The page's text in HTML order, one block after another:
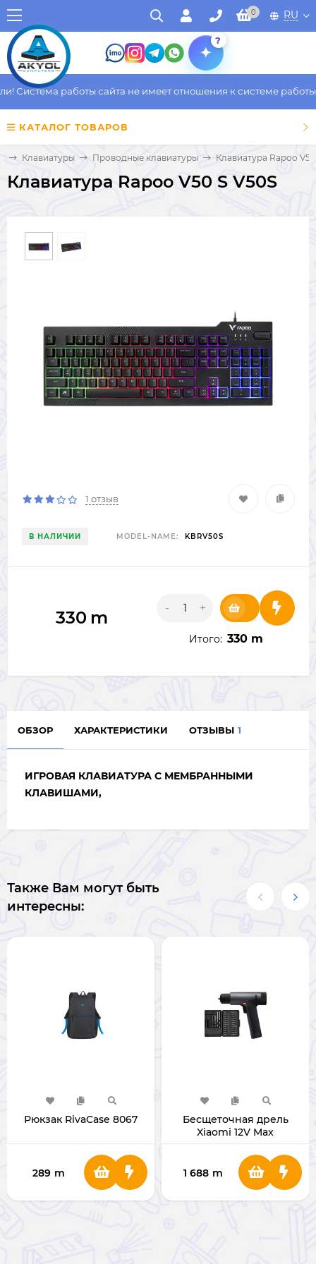
0 RU
?
Система работы сайта не имеет отношения к системе работы
КАТАЛОГ ТОВАРОВ
Клавиатуры Проводные клавиатуры Клавиатура Rapoo V50
Клавиатура Rapoo V50 S V50S
1 отзыв
В НАЛИЧИИ MODEL-NAME: KBRV50S
330 m - +
Итого: 330 m
ОБЗОР ХАРАКТЕРИСТИКИ ОТЗЫВЫ 1
ИГРОВАЯ КЛАВИАТУРА С МЕМБРАННЫМИ
КЛАВИШАМИ,
Также Вам могут быть
интересны:
Рюкзак RivaCase 8067
289 m
Бесщеточная дрель
Xiaomi 12V Max
1 688 m